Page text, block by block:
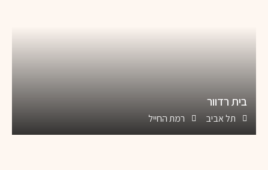
בית רדוור
תל אביב רמת החייל